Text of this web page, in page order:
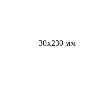
30х230 мм